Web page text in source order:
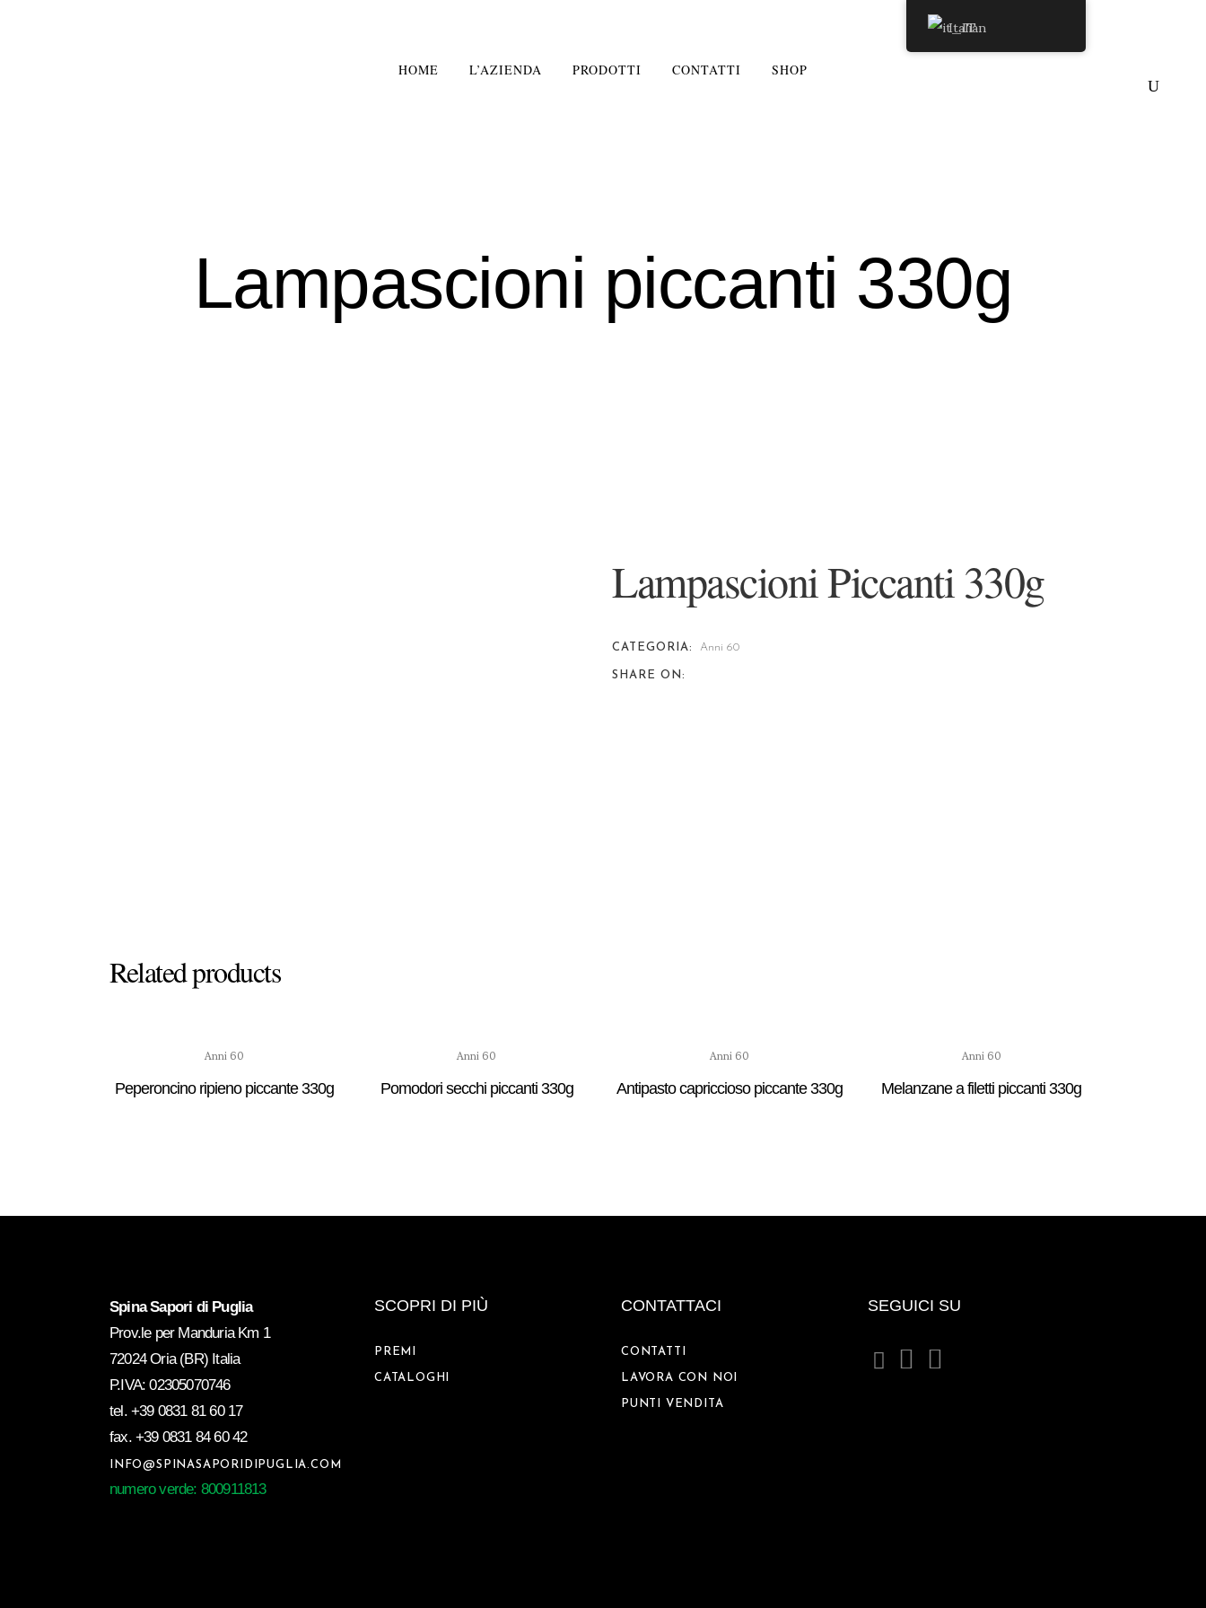
HOME L’AZIENDA PRODOTTI CONTATTI SHOP
Lampascioni piccanti 330g
Lampascioni Piccanti 330g
CATEGORIA: Anni 60
SHARE ON:
Related products
Anni 60
Peperoncino ripieno piccante 330g
Anni 60
Pomodori secchi piccanti 330g
Anni 60
Antipasto capriccioso piccante 330g
Anni 60
Melanzane a filetti piccanti 330g
Spina Sapori di Puglia
Prov.le per Manduria Km 1
72024 Oria (BR) Italia
P.IVA: 02305070746
tel.+39 0831 81 60 17
fax.+39 0831 84 60 42
INFO@SPINASAPORIDIPUGLIA.COM
numero verde: 800911813
SCOPRI DI PIÙ
PREMI
CATALOGHI
CONTATTACI
CONTATTI
LAVORA CON NOI
PUNTI VENDITA
SEGUICI SU
Italian